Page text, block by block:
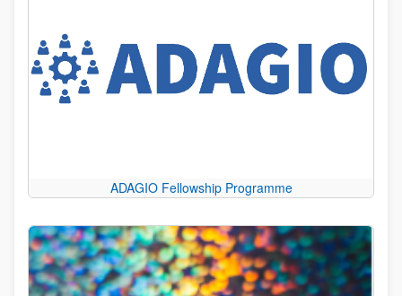
ADAGIO Fellowship Programme